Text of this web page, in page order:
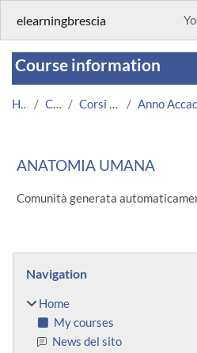
elearningbrescia
Course information
Home Courses Corsi Istituzionali
ANATOMIA UMANA
Comunità generata
Blocks
Navigation
Home
My courses
News del sito